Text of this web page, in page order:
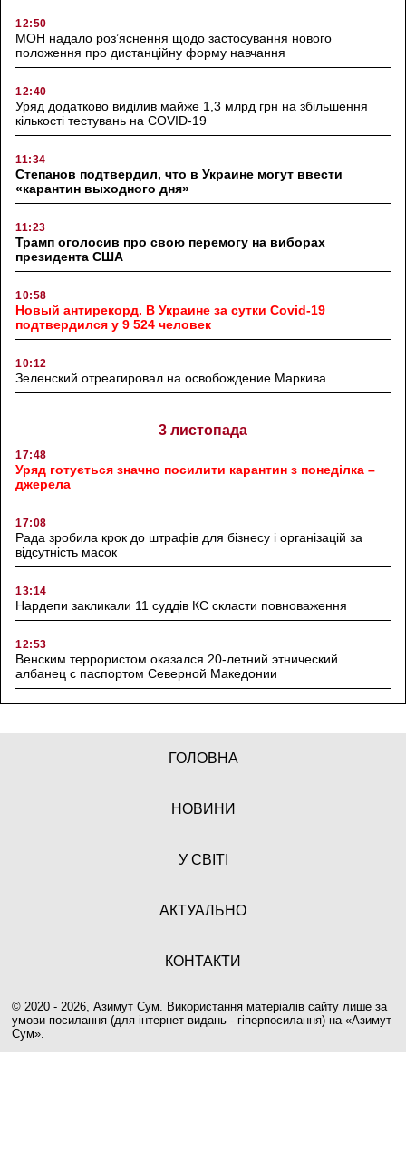
12:50
МОН надало роз’яснення щодо застосування нового
положення про дистанційну форму навчання
12:40
Уряд додатково виділив майже 1,3 млрд грн на збільшення
кількості тестувань на COVID-19
11:34
Степанов подтвердил, что в Украине могут ввести
«карантин выходного дня»
11:23
Трамп оголосив про свою перемогу на виборах
президента США
10:58
Новый антирекорд. В Украине за сутки Covid-19
подтвердился у 9 524 человек
10:12
Зеленский отреагировал на освобождение Маркива
3 листопада
17:48
Уряд готується значно посилити карантин з понеділка –
джерела
17:08
Рада зробила крок до штрафів для бізнесу і організацій за
відсутність масок
13:14
Нардепи закликали 11 суддів КС скласти повноваження
12:53
Венским террористом оказался 20-летний этнический
албанец с паспортом Северной Македонии
ГОЛОВНА
НОВИНИ
У СВІТІ
АКТУАЛЬНО
КОНТАКТИ
© 2020 - 2026, Азимут Сум. Використання матеріалів сайту лише за
умови посилання (для інтернет-видань - гіперпосилання) на «Азимут
Сум».